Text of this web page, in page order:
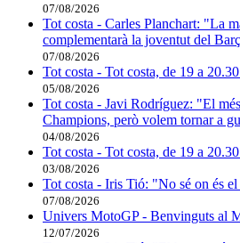
07/08/2026
Tot costa - Carles Planchart: "La
complementarà la joventut del
07/08/2026
Tot costa - Tot costa, de 19 a
05/08/2026
Tot costa - Javi Rodríguez: "El
Champions, però volem tornar a
04/08/2026
Tot costa - Tot costa, de 19 a
03/08/2026
Tot costa - Iris Tió: "No sé on és el
07/08/2026
Univers MotoGP - Benvinguts al
12/07/2026